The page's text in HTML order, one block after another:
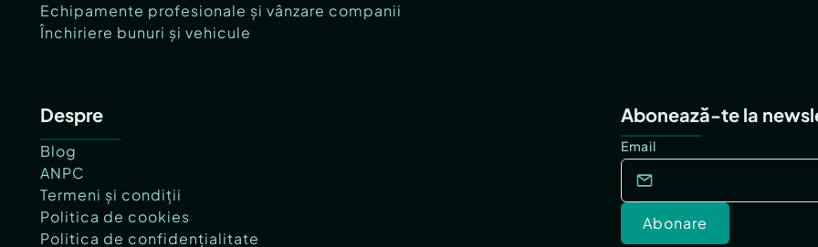
Echipamente profesionale și vânzare companii
Închiriere bunuri și vehicule
Despre
Blog
ANPC
Termeni și condiții
Politica de cookies
Politica de confidențialitate
Abonează-te la
Email
Abonare